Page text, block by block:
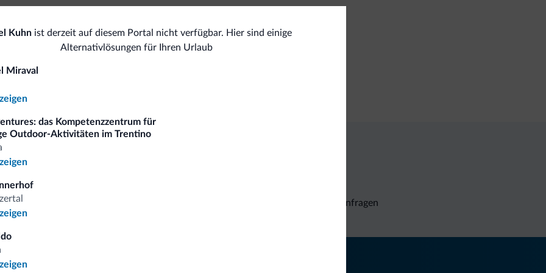
Pools, Spa und Wellness
Tiere
Haustiere gestattet
Kuhnist derzeit auf diesem Portal nicht verfügbar. Hier sind einige
Alternativlösungen für Ihren Urlaub
Miraval
das Kompetenzzentrum für
Outdoor-Aktivitäten im Trentino
Unverbindliche Anfragen